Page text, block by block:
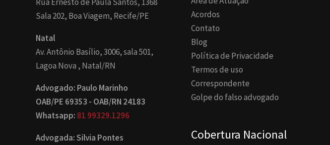
Sala 202, Boa Viagem, Recife/PE
Natal
Av. Antônio Basílio, 3006, sala 501,
Lagoa Nova , Natal/RN
Advogado: Paulo Marinho
OAB/PE 69353 - OAB/RN 24183
Whatsapp: 81 99329.1296
Advogada: Silvia Pontes
Acordos
Contato
Blog
Política de Privacidade
Termos de uso
Correspondente
Golpe do falso advogado
Cobertura Nacional